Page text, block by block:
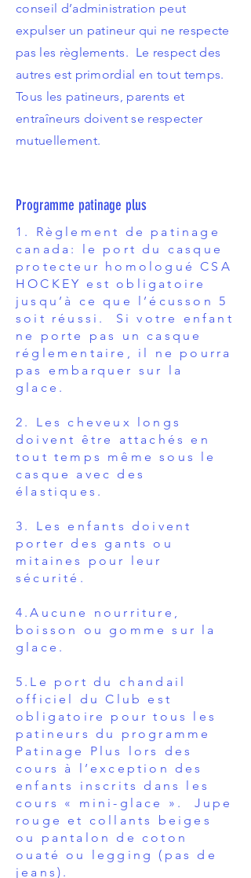
conseil d’administration peut
expulser un patineur qui ne respecte
pas les règlements. Le respect des
autres est primordial en tout temps.
Tous les patineurs, parents et
entraîneurs doivent se respecter
mutuellement.
Programme patinage plus
1. Règlement de patinage
canada: le port du casque
protecteur homologué CSA
HOCKEY est obligatoire
jusqu’à ce que l’écusson 5
soit réussi. Si votre enfant
ne porte pas un casque
réglementaire, il ne pourra
pas embarquer sur la
glace.
2. Les cheveux longs
doivent être attachés en
tout temps même sous le
casque avec des
élastiques.
3. Les enfants doivent
porter des gants ou
mitaines pour leur
sécurité.
4.Aucune nourriture,
boisson ou gomme sur la
glace.
5.Le port du chandail
officiel du Club est
obligatoire pour tous les
patineurs du programme
Patinage Plus lors des
cours à l’exception des
enfants inscrits dans les
cours « mini-glace ». Jupe
rouge et collants beiges
ou pantalon de coton
ouaté ou legging (pas de
jeans).